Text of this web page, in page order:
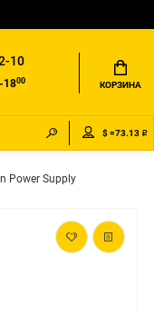
10
-1800 КОРЗИНА
$ =73.13 ₽
Power Supply